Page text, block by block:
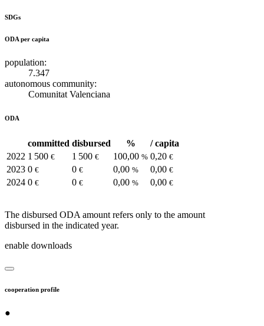
SDGs
ODA per capita
population:
7.347
autonomous community:
Comunitat Valenciana
ODA
committed disbursed %
/ capita
2022 1 500 € 1 500 € 100,00 % 0,20 €
2023 0 € 0 € 0,00 % 0,00 €
2024 0 € 0 € 0,00 % 0,00 €
The disbursed ODA amount refers only to the amount
disbursed in the indicated year.
enable downloads
cooperation profile
●